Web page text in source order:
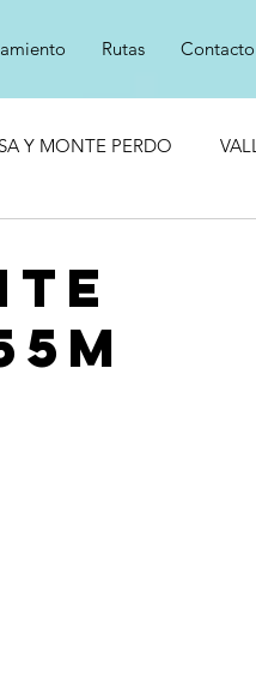
Rutas Contacto
Y MONTE PERDO